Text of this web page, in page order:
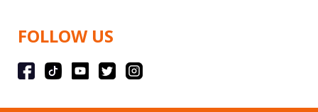
FOLLOW US